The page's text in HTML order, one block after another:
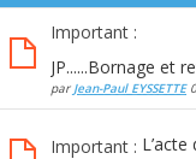
Important :
JP......Bornage et
par Jean-Paul EYSSETTE
Important :